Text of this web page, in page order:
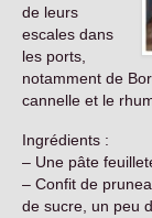
de leurs
escales dans
les ports,
notamment de
cannelle et le
Ingrédients :
– Une pâte
– Confit de
de sucre, un peu